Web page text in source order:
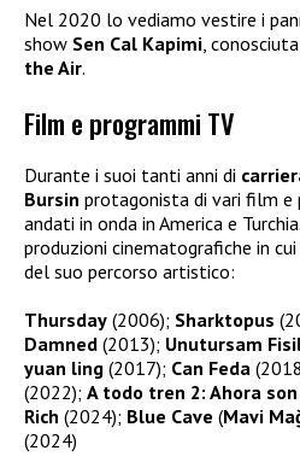
Nel 2020 lo vediamo vestire i
show Sen Cal Kapimi,
the Air.
Film e programmi TV
Durante i suoi tanti anni di
Bursin protagonista di vari film e
andati in onda in America e
produzioni cinematografiche in
del suo percorso artistico:
Thursday (2006); Sharktopus
Damned (2013); Unutursam
yuan ling (2017); Can Feda
(2022); A todo tren 2: Ahora
Rich (2024); Blue Cave (Mavi
(2024)